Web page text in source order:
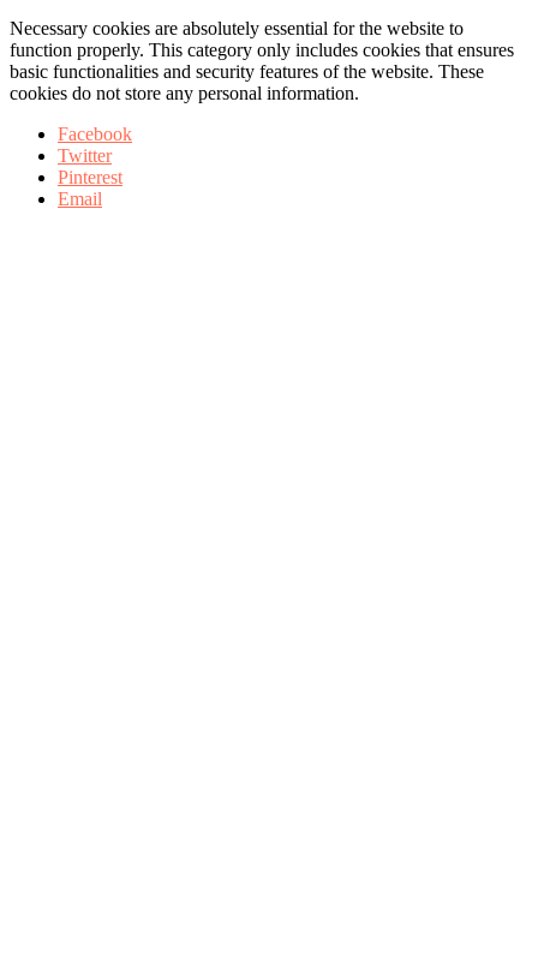
Necessary cookies are absolutely essential for the website to
function properly. This category only includes cookies that ensures
basic functionalities and security features of the website. These
cookies do not store any personal information.
Facebook
Twitter
Pinterest
Email